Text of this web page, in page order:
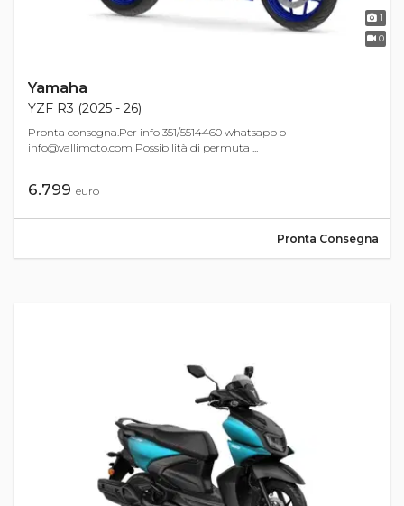
1
0
Yamaha
YZF R3 (2025 - 26)
Pronta consegna.Per info 351/5514460 whatsapp o
info@vallimoto.com Possibilità di permuta ...
6.799 euro
Pronta Consegna